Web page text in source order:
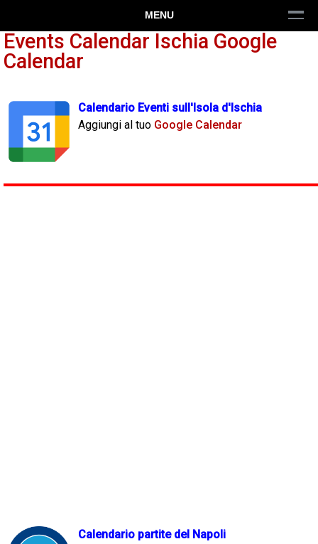
MENU
Events Calendar Ischia Google
Calendar
Calendario Eventi sull'Isola d'Ischia
Aggiungi al tuo Google Calendar
Calendario partite del Napoli